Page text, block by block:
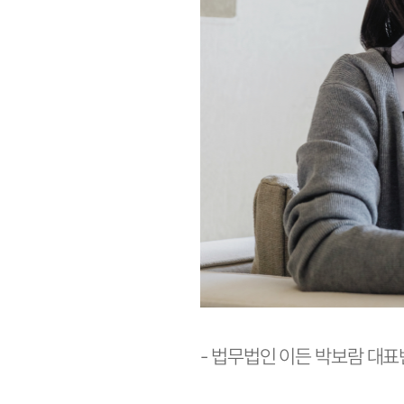
- 법무법인 이든 박보람 대